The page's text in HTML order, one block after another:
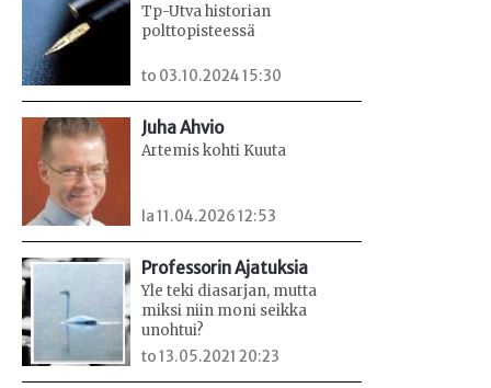
Tp-Utva historian
polttopisteessä
to 03.10.2024 15:30
Juha Ahvio
Artemis kohti Kuuta
la 11.04.2026 12:53
Professorin Ajatuksia
Yle teki diasarjan, mutta
miksi niin moni seikka
unohtui?
to 13.05.2021 20:23